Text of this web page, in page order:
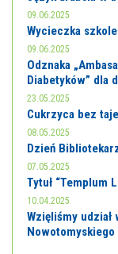
09.06.2025
Wycieczka
09.06.2025
Odznaka
Diabetyków” dla
23.05.2025
Cukrzyca bez
08.05.2025
Dzień
07.05.2025
Tytuł “Templum
10.04.2025
Wzięliśmy
Nowotomyskiego